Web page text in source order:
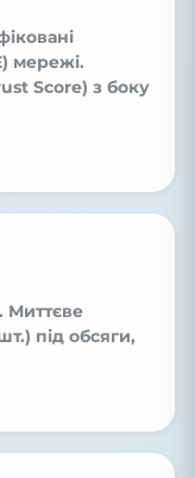
мережі.
Score) з боку
Миттєве
під обсяги,